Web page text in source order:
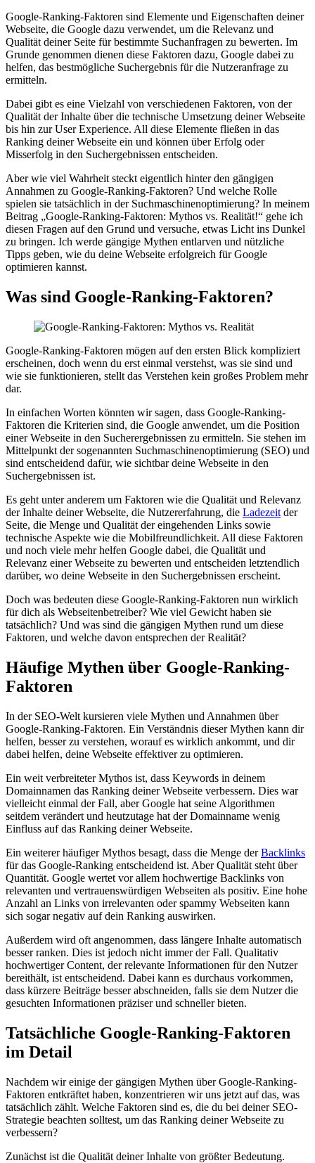
Google-Ranking-Faktoren sind Elemente und Eigenschaften deiner
Webseite, die Google dazu verwendet, um die Relevanz und
Qualität deiner Seite für bestimmte Suchanfragen zu bewerten. Im
Grunde genommen dienen diese Faktoren dazu, Google dabei zu
helfen, das bestmögliche Suchergebnis für die Nutzeranfrage zu
ermitteln.
Dabei gibt es eine Vielzahl von verschiedenen Faktoren, von der
Qualität der Inhalte über die technische Umsetzung deiner Webseite
bis hin zur User Experience. All diese Elemente fließen in das
Ranking deiner Webseite ein und können über Erfolg oder
Misserfolg in den Suchergebnissen entscheiden.
Aber wie viel Wahrheit steckt eigentlich hinter den gängigen
Annahmen zu Google-Ranking-Faktoren? Und welche Rolle
spielen sie tatsächlich in der Suchmaschinenoptimierung? In meinem
Beitrag „Google-Ranking-Faktoren: Mythos vs. Realität!“ gehe ich
diesen Fragen auf den Grund und versuche, etwas Licht ins Dunkel
zu bringen. Ich werde gängige Mythen entlarven und nützliche
Tipps geben, wie du deine Webseite erfolgreich für Google
optimieren kannst.
Was sind Google-Ranking-Faktoren?
Google-Ranking-Faktoren mögen auf den ersten Blick kompliziert
erscheinen, doch wenn du erst einmal verstehst, was sie sind und
wie sie funktionieren, stellt das Verstehen kein großes Problem mehr
dar.
In einfachen Worten könnten wir sagen, dass Google-Ranking-
Faktoren die Kriterien sind, die Google anwendet, um die Position
einer Webseite in den Sucherergebnissen zu ermitteln. Sie stehen im
Mittelpunkt der sogenannten Suchmaschinenoptimierung (SEO) und
sind entscheidend dafür, wie sichtbar deine Webseite in den
Suchergebnissen ist.
Es geht unter anderem um Faktoren wie die Qualität und Relevanz
der Inhalte deiner Webseite, die Nutzererfahrung, die Ladezeit der
Seite, die Menge und Qualität der eingehenden Links sowie
technische Aspekte wie die Mobilfreundlichkeit. All diese Faktoren
und noch viele mehr helfen Google dabei, die Qualität und
Relevanz einer Webseite zu bewerten und entscheiden letztendlich
darüber, wo deine Webseite in den Suchergebnissen erscheint.
Doch was bedeuten diese Google-Ranking-Faktoren nun wirklich
für dich als Webseitenbetreiber? Wie viel Gewicht haben sie
tatsächlich? Und was sind die gängigen Mythen rund um diese
Faktoren, und welche davon entsprechen der Realität?
Häufige Mythen über Google-Ranking-
Faktoren
In der SEO-Welt kursieren viele Mythen und Annahmen über
Google-Ranking-Faktoren. Ein Verständnis dieser Mythen kann dir
helfen, besser zu verstehen, worauf es wirklich ankommt, und dir
dabei helfen, deine Webseite effektiver zu optimieren.
Ein weit verbreiteter Mythos ist, dass Keywords in deinem
Domainnamen das Ranking deiner Webseite verbessern. Dies war
vielleicht einmal der Fall, aber Google hat seine Algorithmen
seitdem verändert und heutzutage hat der Domainname wenig
Einfluss auf das Ranking deiner Webseite.
Ein weiterer häufiger Mythos besagt, dass die Menge derBacklinks
für das Google-Ranking entscheidend ist. Aber Qualität steht über
Quantität. Google wertet vor allem hochwertige Backlinks von
relevanten und vertrauenswürdigen Webseiten als positiv. Eine hohe
Anzahl an Links von irrelevanten oder spammy Webseiten kann
sich sogar negativ auf dein Ranking auswirken.
Außerdem wird oft angenommen, dass längere Inhalte automatisch
besser ranken. Dies ist jedoch nicht immer der Fall. Qualitativ
hochwertiger Content, der relevante Informationen für den Nutzer
bereithält, ist entscheidend. Dabei kann es durchaus vorkommen,
dass kürzere Beiträge besser abschneiden, falls sie dem Nutzer die
gesuchten Informationen präziser und schneller bieten.
Tatsächliche Google-Ranking-Faktoren
im Detail
Nachdem wir einige der gängigen Mythen über Google-Ranking-
Faktoren entkräftet haben, konzentrieren wir uns jetzt auf das, was
tatsächlich zählt. Welche Faktoren sind es, die du bei deiner SEO-
Strategie beachten solltest, um das Ranking deiner Webseite zu
verbessern?
Zunächst ist die Qualität deiner Inhalte von größter Bedeutung.